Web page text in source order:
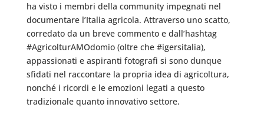
ha visto i membri della community impegnati nel
documentare l’Italia agricola. Attraverso uno scatto,
corredato da un breve commento e dall’hashtag
#AgricolturAMOdomio (oltre che #igersitalia),
appassionati e aspiranti fotografi si sono dunque
sfidati nel raccontare la propria idea di agricoltura,
nonché i ricordi e le emozioni legati a questo
tradizionale quanto innovativo settore.